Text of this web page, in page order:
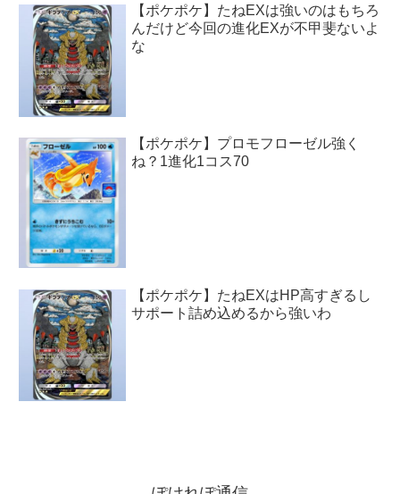
【ポケポケ】たねEXは強いのはもちろ
んだけど今回の進化EXが不甲斐ないよ
な
【ポケポケ】プロモフローゼル強く
ね？1進化1コス70
【ポケポケ】たねEXはHP高すぎるし
サポート詰め込めるから強いわ